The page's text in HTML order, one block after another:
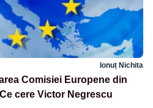
Ionuț Nichita
Comisiei Europene din
cere Victor Negrescu